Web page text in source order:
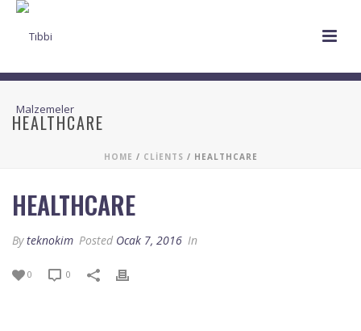
HEALTHCARE
HOME / CLIENTS / HEALTHCARE
HEALTHCARE
Byteknokim Posted Ocak 7, 2016 In
0 0